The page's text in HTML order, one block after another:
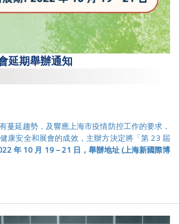
延期舉辦通知
蔓延趨勢，及響應上海市疫情防控工作的要求，
康安全和展會的成效，主辦方決定將「第 23 屆
年 10 月 19 – 21 日，舉辦地址(上海新國際博